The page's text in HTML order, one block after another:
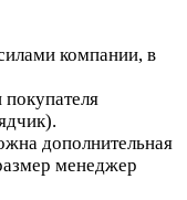
компании, в
дополнительная
менеджер